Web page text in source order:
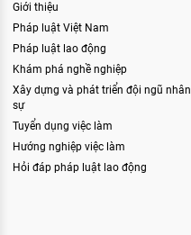
Giới thiệu
Pháp luật Việt Nam
Pháp luật lao động
Khám phá nghề nghiệp
Xây dựng và phát triển đội ngũ nhân
sự
Tuyển dụng việc làm
Hướng nghiệp việc làm
Hỏi đáp pháp luật lao động